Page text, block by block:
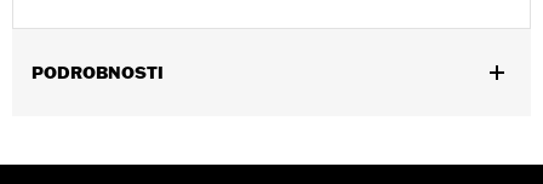
PODROBNOSTI